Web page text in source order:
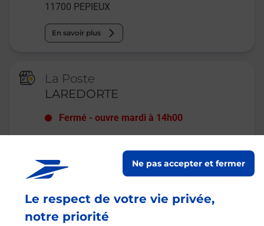
Le respect de votre vie privée,
notre priorité
Ne pas accepter et fermer
11700 PEPIEUX
En savoir plus
La Poste
LAREDORTE
Fermé -ouvre mardi à 14h00
3 AVENUE VICTOR HUGO
LA REDORTE
En savoir plus
Malin !